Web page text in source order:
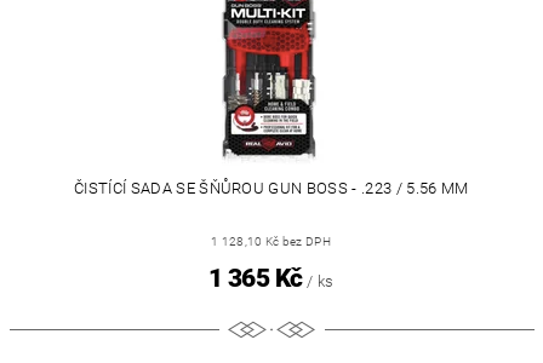
ČISTÍCÍ SADA SE ŠŇŮROU GUN BOSS - .223 / 5.56 MM
1 128,10 Kč bez DPH
1 365 Kč / ks